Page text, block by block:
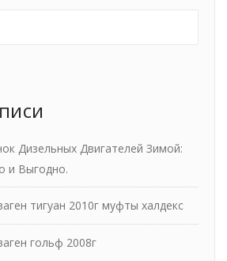
Дизельных Двигателей Зимой:
и Выгодно.
тигуан 2010г муфты халдекс
гольф 2008г